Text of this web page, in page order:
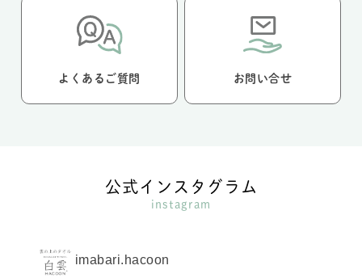
よくあるご質問 お問い合せ
公式インスタグラム
instagram
imabari.hacoon